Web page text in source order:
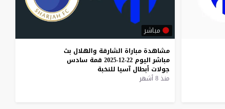
مباشر
مشاهدة مباراة الشارقة والهلال بث
مباشر اليوم 22-12-2025 قمة سادس
جولات أبطال آسيا للنخبة
منذ 8 أشهر